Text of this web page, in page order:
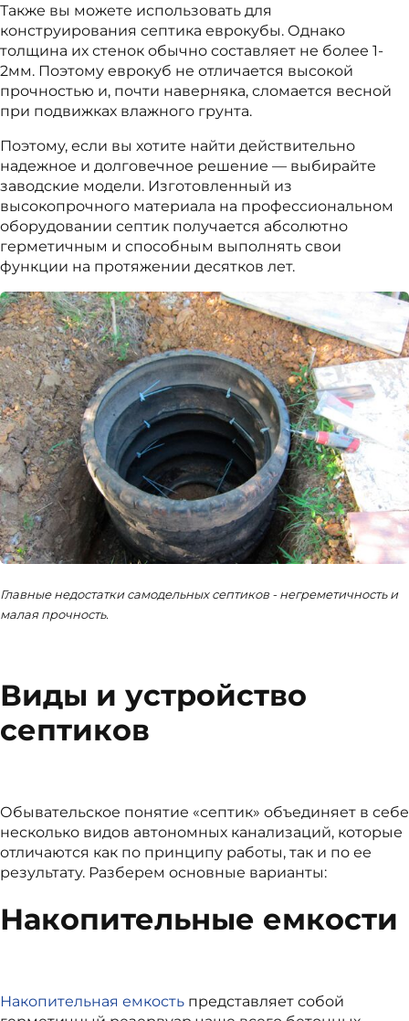
Также вы можете использовать для
конструирования септика еврокубы. Однако
толщина их стенок обычно составляет не более 1-
2мм. Поэтому еврокуб не отличается высокой
прочностью и, почти наверняка, сломается весной
при подвижках влажного грунта.
Поэтому, если вы хотите найти действительно
надежное и долговечное решение — выбирайте
заводские модели. Изготовленный из
высокопрочного материала на профессиональном
оборудовании септик получается абсолютно
герметичным и способным выполнять свои
функции на протяжении десятков лет.
Главные недостатки самодельных септиков - негреметичность и
малая прочность.
Виды и устройство
септиков
Обывательское понятие «септик» объединяет в себе
несколько видов автономных канализаций, которые
отличаются как по принципу работы, так и по ее
результату. Разберем основные варианты:
Накопительные емкости
Накопительная емкость представляет собой